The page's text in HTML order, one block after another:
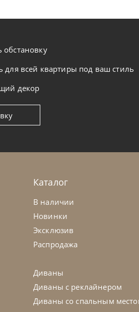
для всей квартиры под ваш стиль
декор
Каталог
В наличии
Новинки
Эксклюзив
Распродажа
Диваны
Диваны с реклайнером
Диваны со спальным